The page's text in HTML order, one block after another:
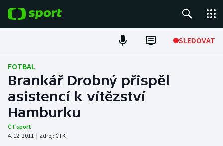
SLEDOVAT
Fotbal
Hokej
Tenis
Atletika
FOTBAL
Brankář Drobný přispěl
asistencí k vítězství
Hamburku
ČT sport
4. 12. 2011 | Zdroj: ČTK